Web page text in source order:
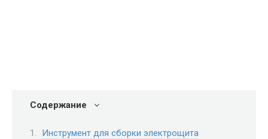
Содержание
Инструмент для сборки электрощита